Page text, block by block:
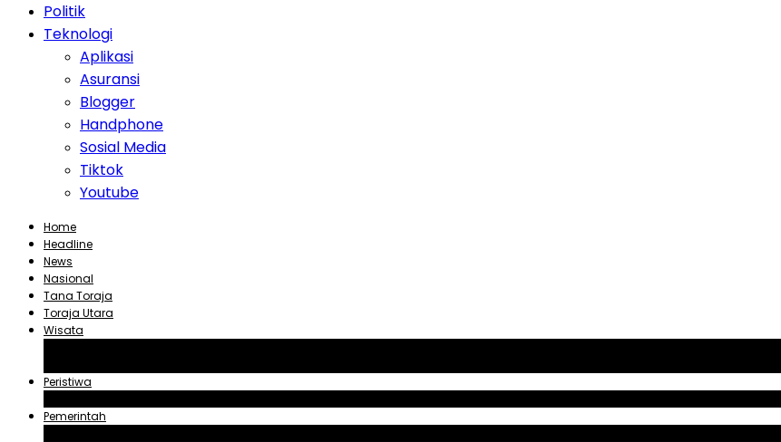
Politik
Teknologi
Aplikasi
Asuransi
Blogger
Handphone
Sosial Media
Tiktok
Youtube
Home
Headline
News
Nasional
Tana Toraja
Toraja Utara
Wisata
Peristiwa
Pemerintah